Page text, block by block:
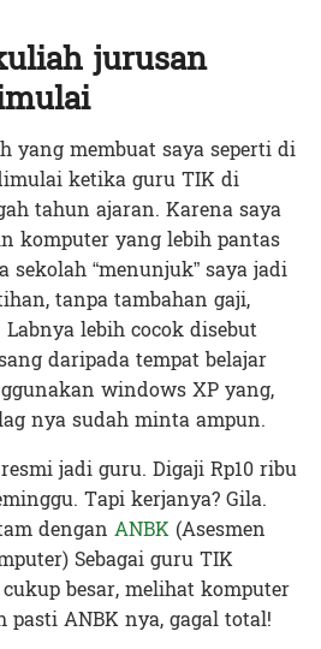
jurusan
yang membuat saya seperti di
ketika guru TIK di
tahun ajaran. Karena saya
komputer yang lebih pantas
sekolah “menunjuk” saya jadi
tanpa tambahan gaji,
lebih cocok disebut
daripada tempat belajar
windows XP yang,
nya sudah minta ampun.
jadi guru. Digaji Rp10 ribu
Tapi kerjanya? Gila.
dengan ANBK (Asesmen
Sebagai guru TIK
besar, melihat komputer
ANBK nya, gagal total!